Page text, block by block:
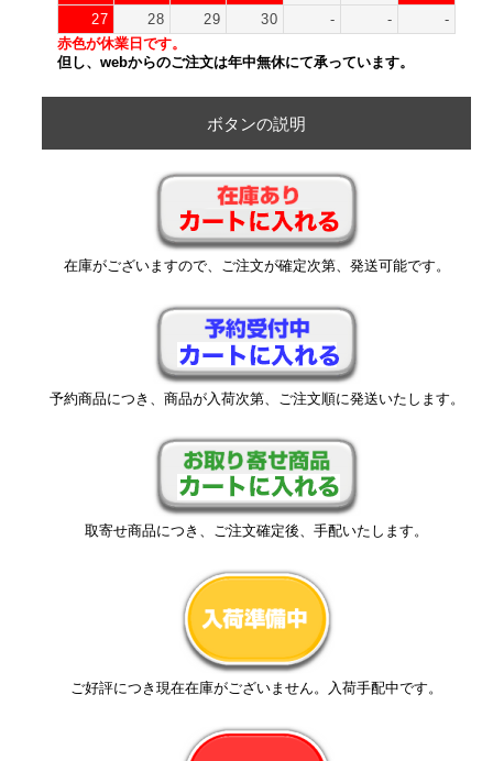
27
28 29 30 - -
-
赤色が休業日です。
但し、webからのご注文は年中無休にて承っています。
ボタンの説明
在庫がございますので、ご注文が確定次第、発送可能です。
予約商品につき、商品が入荷次第、ご注文順に発送いたします。
取寄せ商品につき、ご注文確定後、手配いたします。
ご好評につき現在在庫がございません。入荷手配中です。